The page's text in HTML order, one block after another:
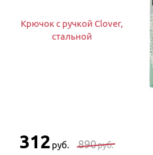
Крючок с ручкой Clover,
стальной
312 руб. 890руб.